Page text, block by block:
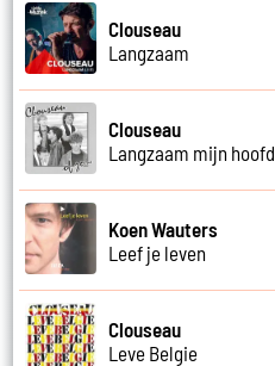
Clouseau
Langzaam
Clouseau
Langzaam mijn hoofd
Koen Wauters
Leef je leven
Clouseau
Leve Belgie